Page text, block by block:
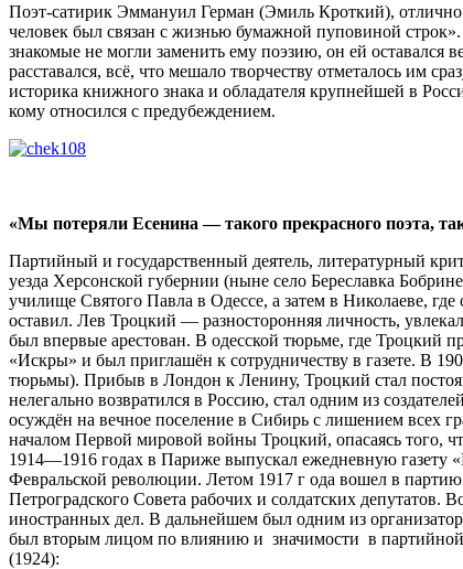
Поэт-сатирик Эммануил Герман (Эмиль Кроткий),
человек был связан с жизнью бумажной пуповиной
знакомые не могли заменить ему поэзию, он ей оставался
расставался, всё, что мешало творчеству отметалось им
историка книжного знака и обладателя крупнейшей в
кому относился с предубеждением.
«Мы потеряли Есенина — такого прекрасного поэта,
Партийный и государственный деятель, литературный
уезда Херсонской губернии (ныне село Береславка
училище Святого Павла в Одессе, а затем в Николаеве, где
оставил. Лев Троцкий — разносторонняя личность,
был впервые арестован. В одесской тюрьме, где Троцкий
«Искры» и был приглашён к сотрудничеству в газете. В
тюрьмы). Прибыв в Лондон к Ленину, Троцкий стал
нелегально возвратился в Россию, стал одним из создателей
осуждён на вечное поселение в Сибирь с лишением всех
началом Первой мировой войны Троцкий, опасаясь того,
1914—1916 годах в Париже выпускал ежедневную газету «
Февральской революции. Летом 1917 г ода вошел в партию
Петроградского Совета рабочих и солдатских депутатов.
иностранных дел. В дальнейшем был одним из
был вторым лицом по влиянию и значимости в партийной
(1924):